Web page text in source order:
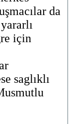
da
için
saglıklı